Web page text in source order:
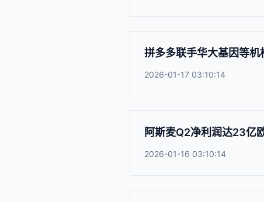
拼多多联手华大基因等机
2026-01-17 03:10:14
阿斯麦Q2净利润达23亿
2026-01-16 03:10:14